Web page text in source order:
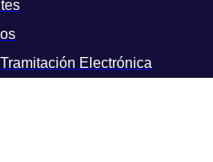
Electrónica